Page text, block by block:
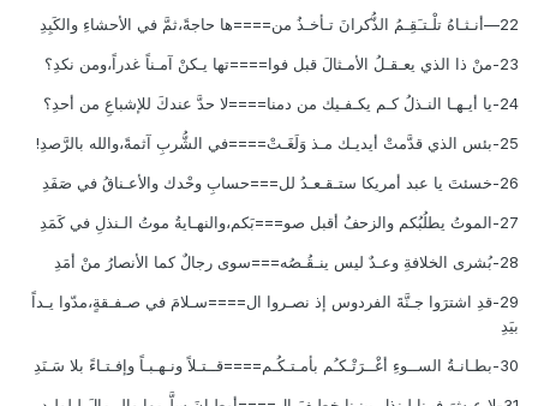
22—أنـثـاهُ تلْـتـَقِـمُ الذُّكرانَ تـأخـذُ من====ها حاجةً،ثمَّ في الأحشاءِ والكَبِدِ
23-منْ ذا الذي يعـقـلُ الأمـثالَ قبل فوا====تها يـكنْ آمـناً غدراً،ومن نكدِ؟
24-يا أيـهـا النـذلُ كـم يكـفـيك من دمنا====لا حدَّ عندكَ للإشباعِ من أحدِ؟
25-بئس الذي قدَّمتْ أيديـك مـذ وَلَغَـتْ====في الشُّربِ آثمةً،والله بالرَّصدِ!
26-خسئتَ يا عبد أمريكا ستـقـعـدُ لل===حسابِ وحْدك والأعـناقُ في صَفَدِ
27-الموتُ يطلُبُكم والزحفُ أقبل صو===بَكم،والنهـايةُ موتُ الـنذلِ في كَمَدِ
28-بُشرى الخلافةِ وعـدٌ ليس ينـقُـصُه===سوى رجالٌ كما الأنصارُ منْ أمَدِ
29-قدِ اشترَوا جـنَّةَ الفردوس إذ نصـروا ال====سـلامَ في صـفـقةٍ،مدّوا يـداً
بيَدِ
30-بطـانـةُ الســوءِ أغْــرَتْـكـُم بأمـتـكُـم====قــتـلاً ونـهـبـاً وإفـتـاءً بلا سَـنَدِ